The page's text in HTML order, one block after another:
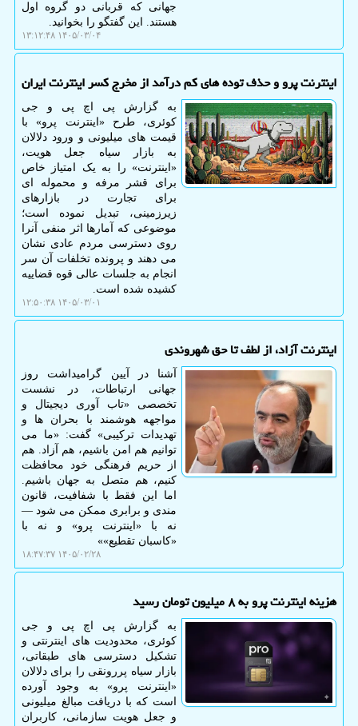
جهانی که قربانی دو گروه اول
هستند. این گفتگو را بخوانید.
۱۴۰۵/۰۳/۰۴ ۱۳:۱۲:۴۸
اینترنت پرو و حذف توده های کم درآمد از مخرج کسر اینترنت ایران
به گزارش پی اچ پی و جی
کوئری، طرح «اینترنت پرو» با
قیمت های میلیونی و ورود دلالان
به بازار سیاه جعل هویت،
«اینترنت» را به یک امتیاز خاص
برای قشر مرفه و محموله ای
برای تجارت در بازارهای
زیرزمینی، تبدیل نموده است؛
موضوعی که آمارها اثر منفی آنرا
روی دسترسی مردم عادی نشان
می دهند و پرونده تخلفات آن سر
انجام به جلسات عالی قوه قضاییه
کشیده شده است.
۱۴۰۵/۰۳/۰۱ ۱۲:۵۰:۳۸
اینترنت آزاد، از لطف تا حق شهروندی
آشنا در آیین گرامیداشت روز
جهانی ارتباطات، در نشست
تخصصی «تاب آوری دیجیتال و
مواجهه هوشمند با بحران ها و
تهدیدات ترکیبی» گفت: «ما می
توانیم هم امن باشیم، هم آزاد. هم
از حریم فرهنگی خود محافظت
کنیم، هم متصل به جهان باشیم.
اما این فقط با شفافیت، قانون
مندی و برابری ممکن می شود —
نه با «اینترنت پرو» و نه با
«کاسبان تقطیع»»
۱۴۰۵/۰۲/۲۸ ۱۸:۴۷:۳۷
هزینه اینترنت پرو به ۸ میلیون تومان رسید
به گزارش پی اچ پی و جی
کوئری، محدودیت های اینترنتی و
تشکیل دسترسی های طبقاتی،
بازار سیاه پررونقی را برای دلالان
«اینترنت پرو» به وجود آورده
است که با دریافت مبالغ میلیونی
و جعل هویت سازمانی، کاربران